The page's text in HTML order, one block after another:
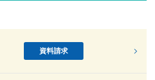
資料請求